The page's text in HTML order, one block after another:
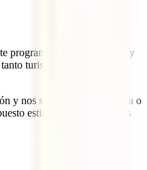
programa vamos a conocer y
turismo y muchísima
y nos sugerirán rutas de una o
estimado y, además, nos